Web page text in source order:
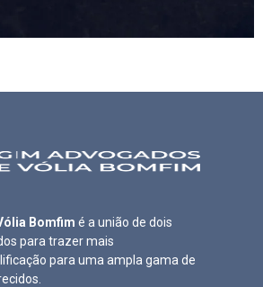
Bomfim é a união de dois
para trazer mais
para uma ampla gama de